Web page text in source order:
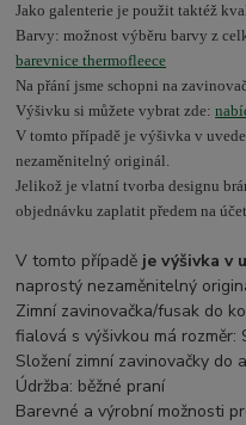
Jako galenterie je použit taktéž
Barvy: možnost výběru barvy z
barevnice thermofleece
Na přání jsme schopni na
Výšivku si můžete vybrat zde:
V tomto případě je výšivka v
nezaměnitelný originál.
Jelikož je vlatní tvorba designu
objednávku zaplatit předem na
V tomto případě je výšivka v
naprostý nezaměnitelný
Zimní zavinovačka/fusak do
fialová s výšivkou má rozměr:
Složení zimní zavinovačky do
Údržba: běžné praní
Barevné a výrobní možnosti